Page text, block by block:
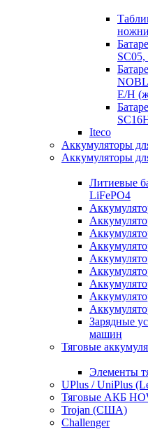
E/H
Iteco
Аккумуляторы
Аккумуляторы
Литиевые
LiFePO4
Зарядные
машин
Тяговые
Элементы
UPlus / UniPlus
Тяговые АКБ
Trojan (США)
Challenger